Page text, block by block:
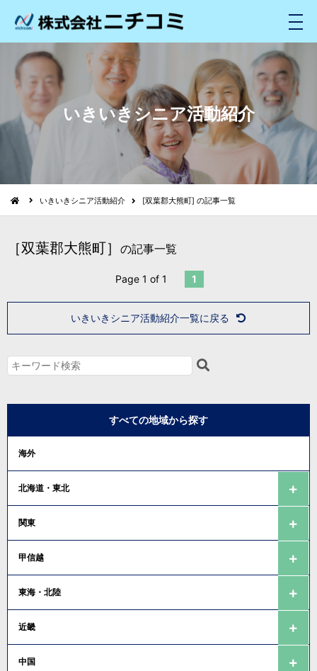
メ
ニ
ュ
いきいきシニア活動紹介
いきいきシニア活動紹介 [双葉郡大熊町] の記事一覧
［双葉郡大熊町］ の記事一覧
Page 1 of 1 1
いきいきシニア活動紹介一覧に戻る
すべての地域から探す
海外
北海道・東北
関東
甲信越
東海・北陸
近畿
中国